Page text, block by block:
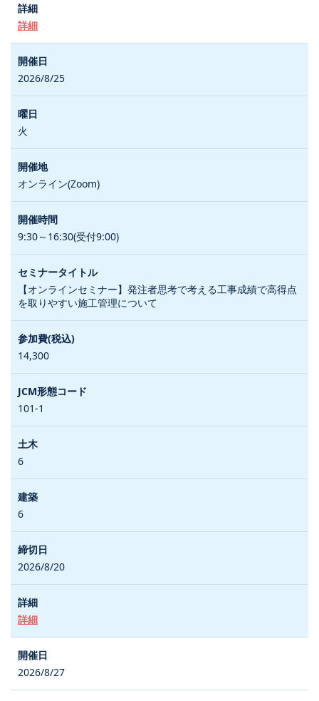
詳細
2026/8/25
火
オンライン(Zoom)
9:30～16:30(受付9:00)
【オンラインセミナー】発注者思考で考える工事成績で高得点
を取りやすい施工管理について
14,300
101-1
6
6
2026/8/20
詳細
2026/8/27